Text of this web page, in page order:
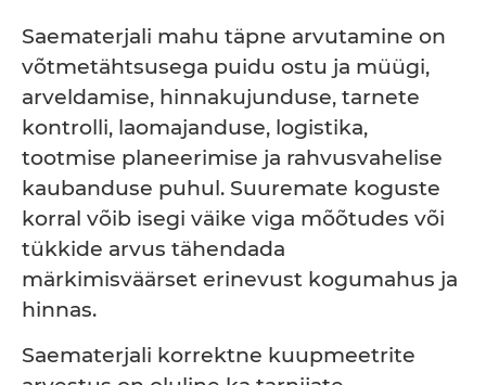
Saematerjali mahu täpne arvutamine on
võtmetähtsusega puidu ostu ja müügi,
arveldamise, hinnakujunduse, tarnete
kontrolli, laomajanduse, logistika,
tootmise planeerimise ja rahvusvahelise
kaubanduse puhul. Suuremate koguste
korral võib isegi väike viga mõõtudes või
tükkide arvus tähendada
märkimisväärset erinevust kogumahus ja
hinnas.
Saematerjali korrektne kuupmeetrite